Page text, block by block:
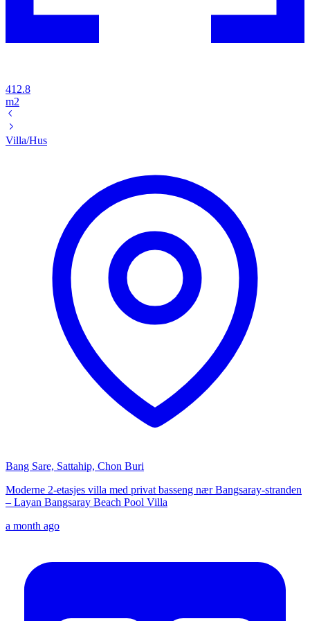
412.8
m2
Villa/Hus
Bang Sare, Sattahip, Chon Buri
Moderne 2-etasjes villa med privat basseng nær Bangsaray-stranden
– Layan Bangsaray Beach Pool Villa
a month ago